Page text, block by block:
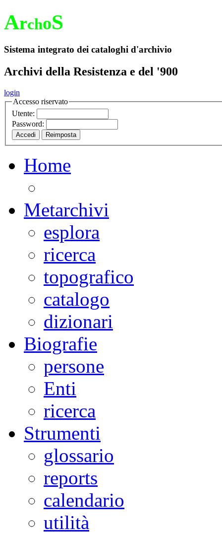
ArchoS
Sistema integrato dei cataloghi d'archivio
Archivi della Resistenza e del '900
login
Accesso riservato
Utente:
Password:
Home
Metarchivi
esplora
ricerca
topografico
catalogo
dizionari
Biografie
persone
Enti
ricerca
Strumenti
glossario
reports
calendario
utilità